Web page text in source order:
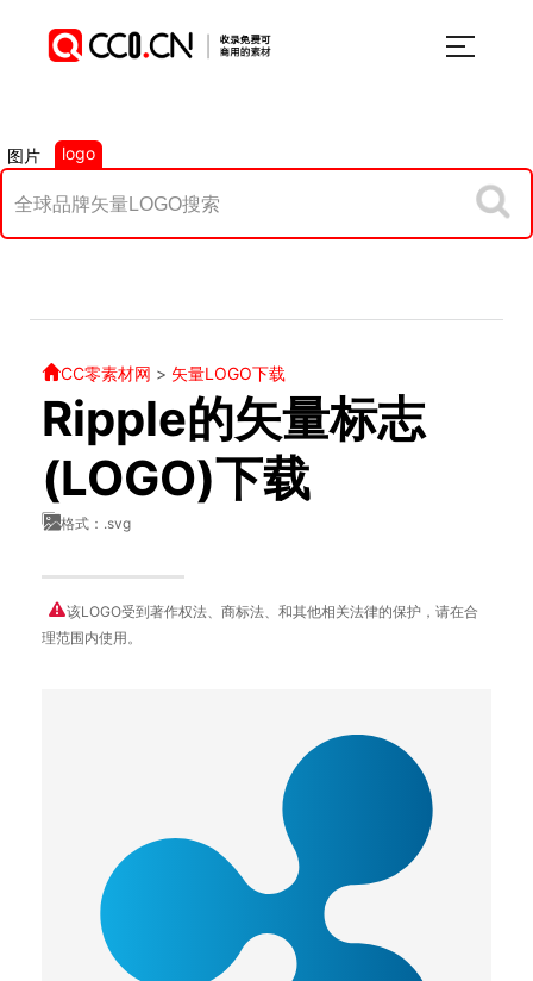
图片 logo
CC零素材网 > 矢量LOGO下载
Ripple的矢量标志
(LOGO)下载
格式：.svg
该LOGO受到著作权法、商标法、和其他相关法律的保护，请在合
理范围内使用。